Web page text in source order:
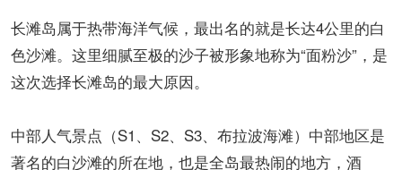
长滩岛属于热带海洋气候，最出名的就是长达4公里的白
色沙滩。这里细腻至极的沙子被形象地称为“面粉沙”，是
这次选择长滩岛的最大原因。
中部人气景点（S1、S2、S3、布拉波海滩）中部地区是
著名的白沙滩的所在地，也是全岛最热闹的地方，酒